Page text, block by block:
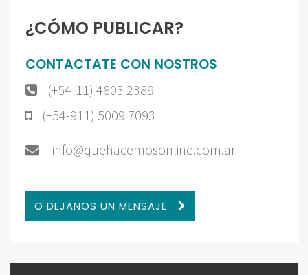
¿CÓMO PUBLICAR?
CONTACTATE CON NOSTROS
(+54-11) 4803 2389
(+54-911) 5009 7093
info@quehacemosonline.com.ar
O DEJANOS UN MENSAJE